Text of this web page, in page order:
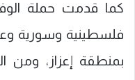
فلسطينية وسورية
بمنطقة إعزاز، ومن